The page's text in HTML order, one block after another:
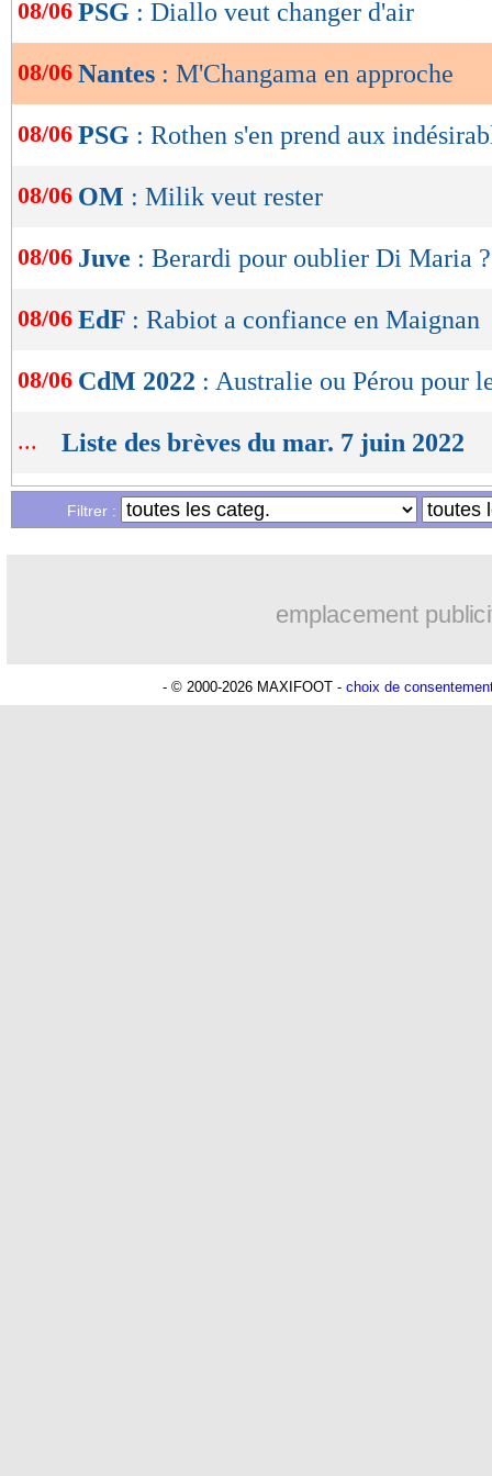
de
OK
08/06 PSG : Diallo veut changer d'air
08/06 Nantes : M'Changama en approche
08/06 PSG : Rothen s'en prend aux
08/06 OM : Milik veut rester
08/06 Juve : Berardi pour oublier Di Maria ?
08/06 EdF : Rabiot a confiance en Maignan
08/06 CdM 2022 : Australie ou Pérou pour
... Liste des brèves du mar. 7 juin 2022
Liste des brèves du lun. 6 juin 2022
Filtrer :
emplacement
- © 2000-2026 MAXIFOOT - choix de